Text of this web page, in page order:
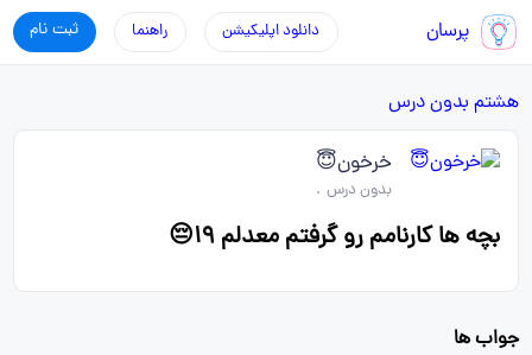
پرسان ثبت نام راهنما دانلود اپلیکیشن
هشتم بدون درس
خرخون😇
بدون درس .
بچه ها کارنامم رو گرفتم معدلم ۱۹😔
جواب ها